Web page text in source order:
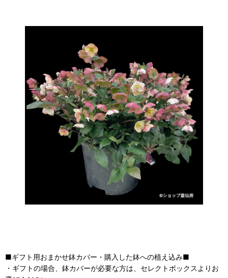
■ギフト用おまかせ鉢カバー・購入した鉢への植え込み■
・ギフトの場合、鉢カバーが必要な方は、セレクトボックスよりお